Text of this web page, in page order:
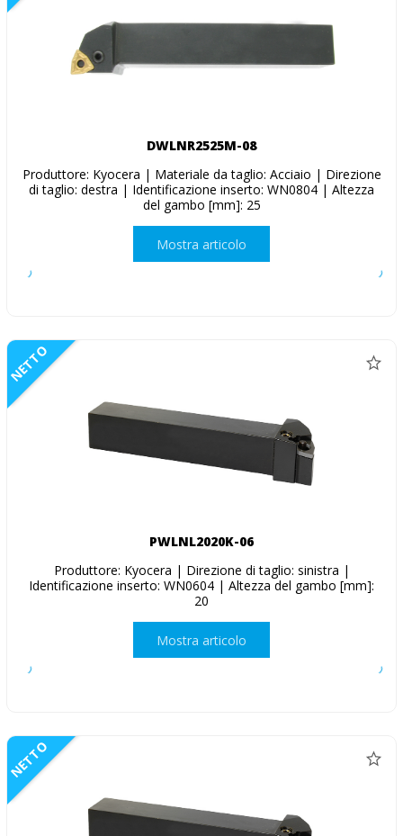
DWLNR2525M-08
Produttore: Kyocera | Materiale da taglio: Acciaio | Direzione
di taglio: destra | Identificazione inserto: WN0804 | Altezza
del gambo [mm]: 25
Mostra articolo
NETTO
PWLNL2020K-06
Produttore: Kyocera | Direzione di taglio: sinistra |
Identificazione inserto: WN0604 | Altezza del gambo [mm]:
20
Mostra articolo
NETTO